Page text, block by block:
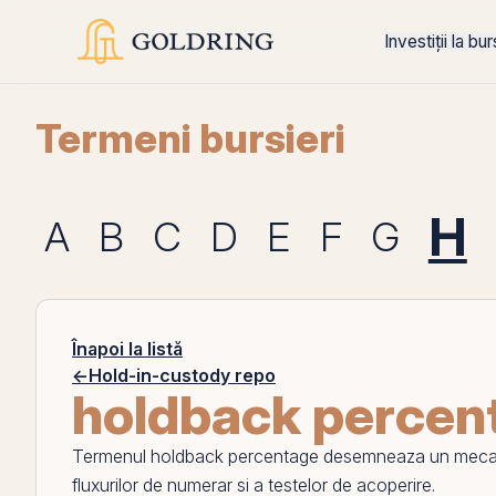
Investiții la
Termeni bursieri
A B C D E F G H
Înapoi la listă
←Hold-in-custody repo
holdback
Termenul holdback percentage desemneaza un
fluxurilor de numerar si a testelor de acoperire.